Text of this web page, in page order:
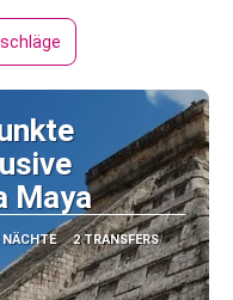
Maya
NÄCHTE 2 TRANSFERS